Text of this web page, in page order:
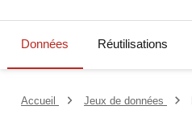
Données Réutilisations
Accueil Jeux de données